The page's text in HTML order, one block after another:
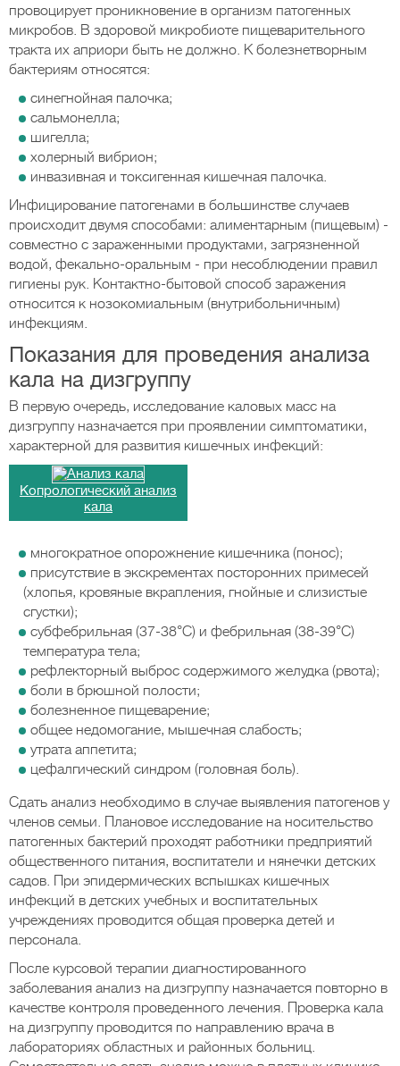
провоцирует проникновение в организм патогенных
микробов. В здоровой микробиоте пищеварительного
тракта их априори быть не должно. К болезнетворным
бактериям относятся:
синегнойная палочка;
сальмонелла;
шигелла;
холерный вибрион;
инвазивная и токсигенная кишечная палочка.
Инфицирование патогенами в большинстве случаев
происходит двумя способами: алиментарным (пищевым) -
совместно с зараженными продуктами, загрязненной
водой, фекально-оральным - при несоблюдении правил
гигиены рук. Контактно-бытовой способ заражения
относится к нозокомиальным (внутрибольничным)
инфекциям.
Показания для проведения анализа
кала на дизгруппу
В первую очередь, исследование каловых масс на
дизгруппу назначается при проявлении симптоматики,
характерной для развития кишечных инфекций:
Копрологический анализ
кала
многократное опорожнение кишечника (понос);
присутствие в экскрементах посторонних примесей
(хлопья, кровяные вкрапления, гнойные и слизистые
сгустки);
субфебрильная (37-38°С) и фебрильная (38-39°С)
температура тела;
рефлекторный выброс содержимого желудка (рвота);
боли в брюшной полости;
болезненное пищеварение;
общее недомогание, мышечная слабость;
утрата аппетита;
цефалгический синдром (головная боль).
Сдать анализ необходимо в случае выявления патогенов у
членов семьи. Плановое исследование на носительство
патогенных бактерий проходят работники предприятий
общественного питания, воспитатели и нянечки детских
садов. При эпидермических вспышках кишечных
инфекций в детских учебных и воспитательных
учреждениях проводится общая проверка детей и
персонала.
После курсовой терапии диагностированного
заболевания анализ на дизгруппу назначается повторно в
качестве контроля проведенного лечения. Проверка кала
на дизгруппу проводится по направлению врача в
лабораториях областных и районных больниц.